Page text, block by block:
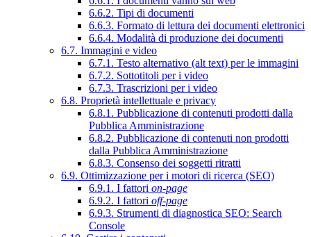
6.6.2. Tipi di documenti
6.6.3. Formato di lettura dei documenti elettronici
6.6.4. Modalità di produzione dei documenti
6.7. Immagini e video
6.7.1. Testo alternativo (alt text) per le immagini
6.7.2. Sottotitoli per i video
6.7.3. Trascrizioni per i video
6.8. Proprietà intellettuale e privacy
6.8.1. Pubblicazione di contenuti prodotti dalla
Pubblica Amministrazione
6.8.2. Pubblicazione di contenuti non prodotti
dalla Pubblica Amministrazione
6.8.3. Consenso dei soggetti ritratti
6.9. Ottimizzazione per i motori di ricerca (SEO)
6.9.1. I fattori on-page
6.9.2. I fattori off-page
6.9.3. Strumenti di diagnostica SEO: Search
Console